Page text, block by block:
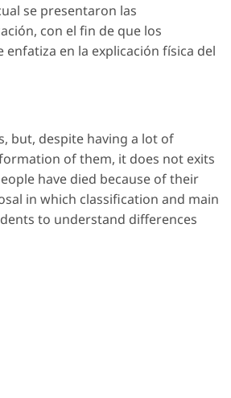
se presentaron las
con el fin de que los
en la explicación física del
but, despite having a lot of
of them, it does not exits
have died because of their
in which classification and main
to understand differences